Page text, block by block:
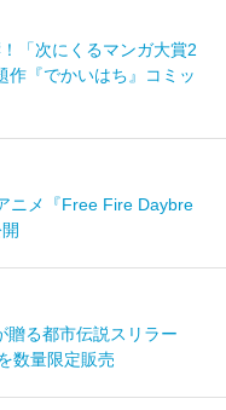
「次にくるマンガ大賞2
作『でかいはち』コミッ
ニメ『Free Fire Daybre
贈る都市伝説スリラー
数量限定販売